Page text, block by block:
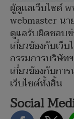
ผู้ดูแลเว็บไซต์
webmaster นา
ดูแลรับผิดชอบ
เกี่ยวข้องกับเว็บ
กรรมการบริษัท
เกี่ยวข้องกับกา
เว็บไซต์ทั้งสิ้น
Social